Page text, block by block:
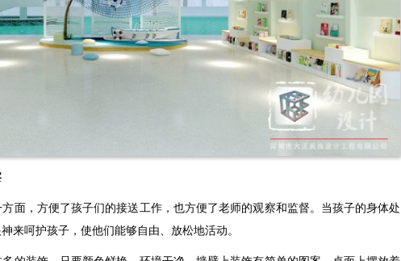
面，方便了孩子们的接送工作，也方便了老师的观察和监督。当孩子的身体处
来呵护孩子，使他们能够自由、放松地活动。